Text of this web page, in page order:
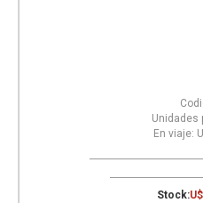
Unidades
En viaje:
Stock: